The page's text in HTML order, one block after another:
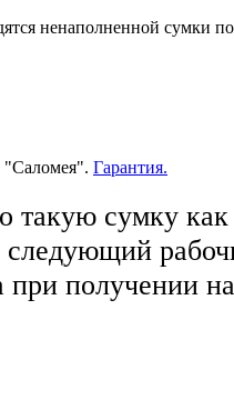
ненаполненной сумки
"Саломея". Гарантия.
такую сумку
при получении